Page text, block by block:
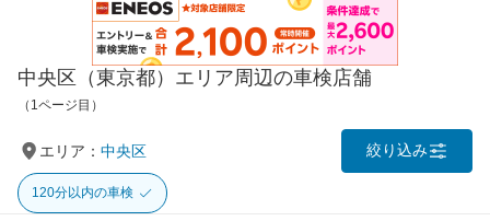
中央区（東京都）エリア周辺の車検店舗
（1ページ目）
エリア： 中央区 絞り込み
120分以内の車検